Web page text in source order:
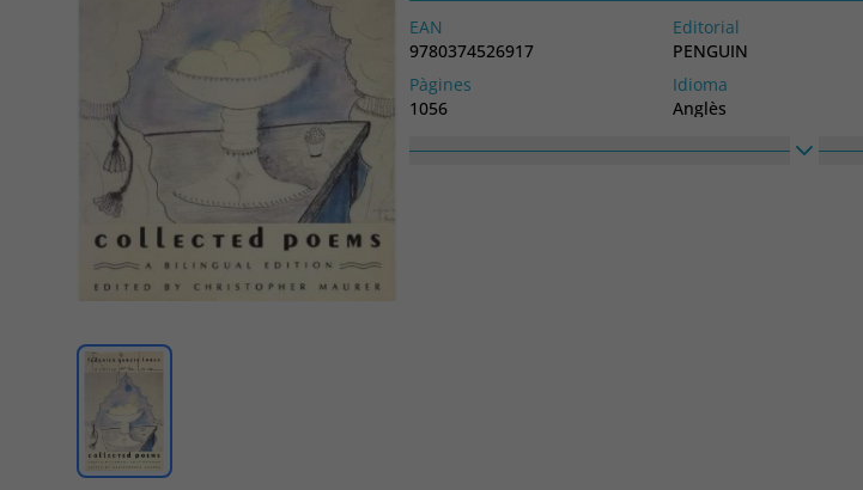
EAN
9780374526917
Editorial
PENGUIN
Pàgines
1056
Idioma
Anglès